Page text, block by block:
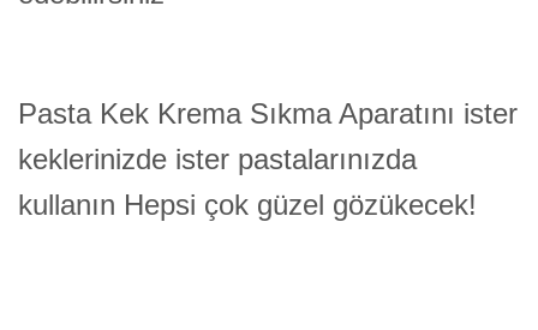
Pasta Kek Krema Sıkma Aparatını ister
keklerinizde ister pastalarınızda
kullanın Hepsi çok güzel gözükecek!